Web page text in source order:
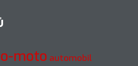
moto automobil